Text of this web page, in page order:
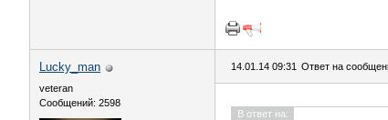
Lucky_man
veteran
Сообщений: 2598
14.01.14 09:31 Ответ на
В ответ на: